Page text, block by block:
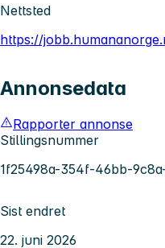
Nettsted
https://
Annonsedata
Rapporter annonse
Stillingsnummer
1f25498a-354f-46bb-
Sist endret
22. juni 2026